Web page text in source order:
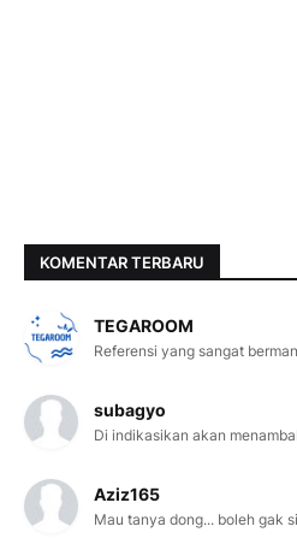
KOMENTAR TERBARU
TEGAROOM
Referensi yang sangat
subagyo
Di indikasikan akan
Aziz165
Mau tanya dong... boleh gak